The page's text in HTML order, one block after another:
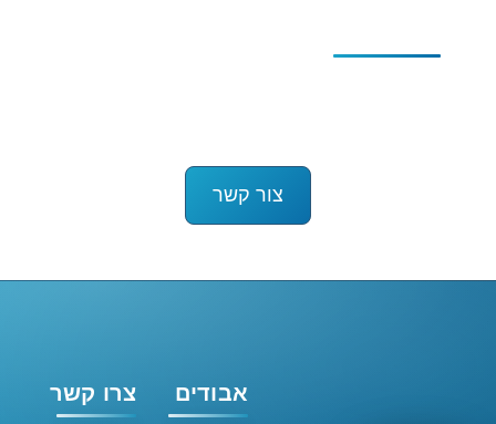
צור קשר
אבודים צרו קשר